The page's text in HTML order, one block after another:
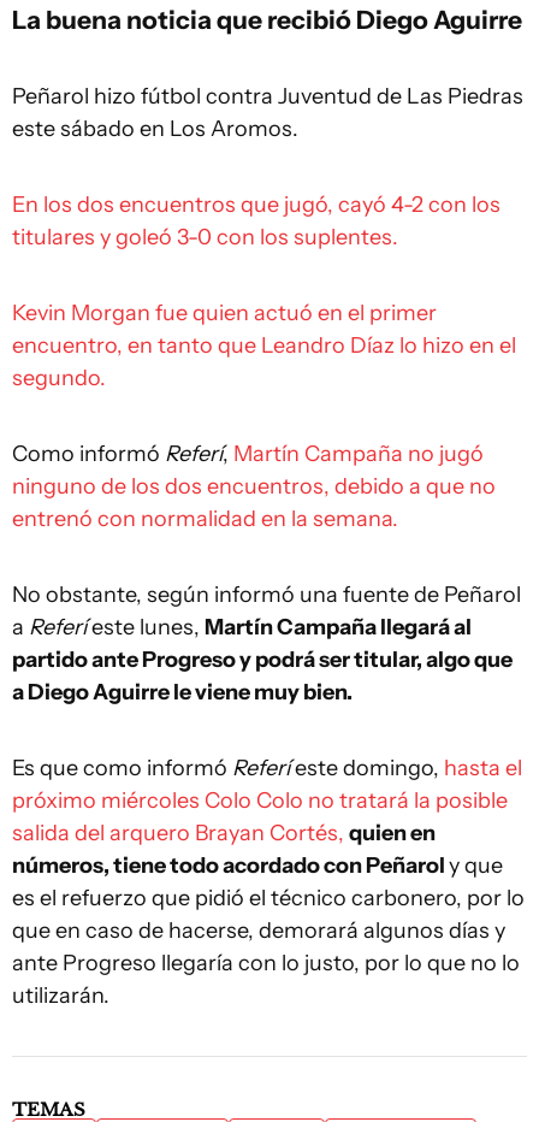
La buena noticia que recibió Diego Aguirre
Peñarol hizo fútbol contra Juventud de Las Piedras
este sábado en Los Aromos.
En los dos encuentros que jugó, cayó 4-2 con los
titulares y goleó 3-0 con los suplentes.
Kevin Morgan fue quien actuó en el primer
encuentro, en tanto que Leandro Díaz lo hizo en el
segundo.
Como informó Referí, Martín Campaña no jugó
ninguno de los dos encuentros, debido a que no
entrenó con normalidad en la semana.
No obstante, según informó una fuente de Peñarol
a Referíeste lunes, Martín Campaña llegará al
partido ante Progreso y podrá ser titular, algo que
a Diego Aguirre le viene muy bien.
Es que como informó Referíeste domingo, hasta el
próximo miércoles Colo Colo no tratará la posible
salida del arquero Brayan Cortés, quien en
números, tiene todo acordado con Peñaroly que
es el refuerzo que pidió el técnico carbonero, por lo
que en caso de hacerse, demorará algunos días y
ante Progreso llegaría con lo justo, por lo que no lo
utilizarán.
TEMAS